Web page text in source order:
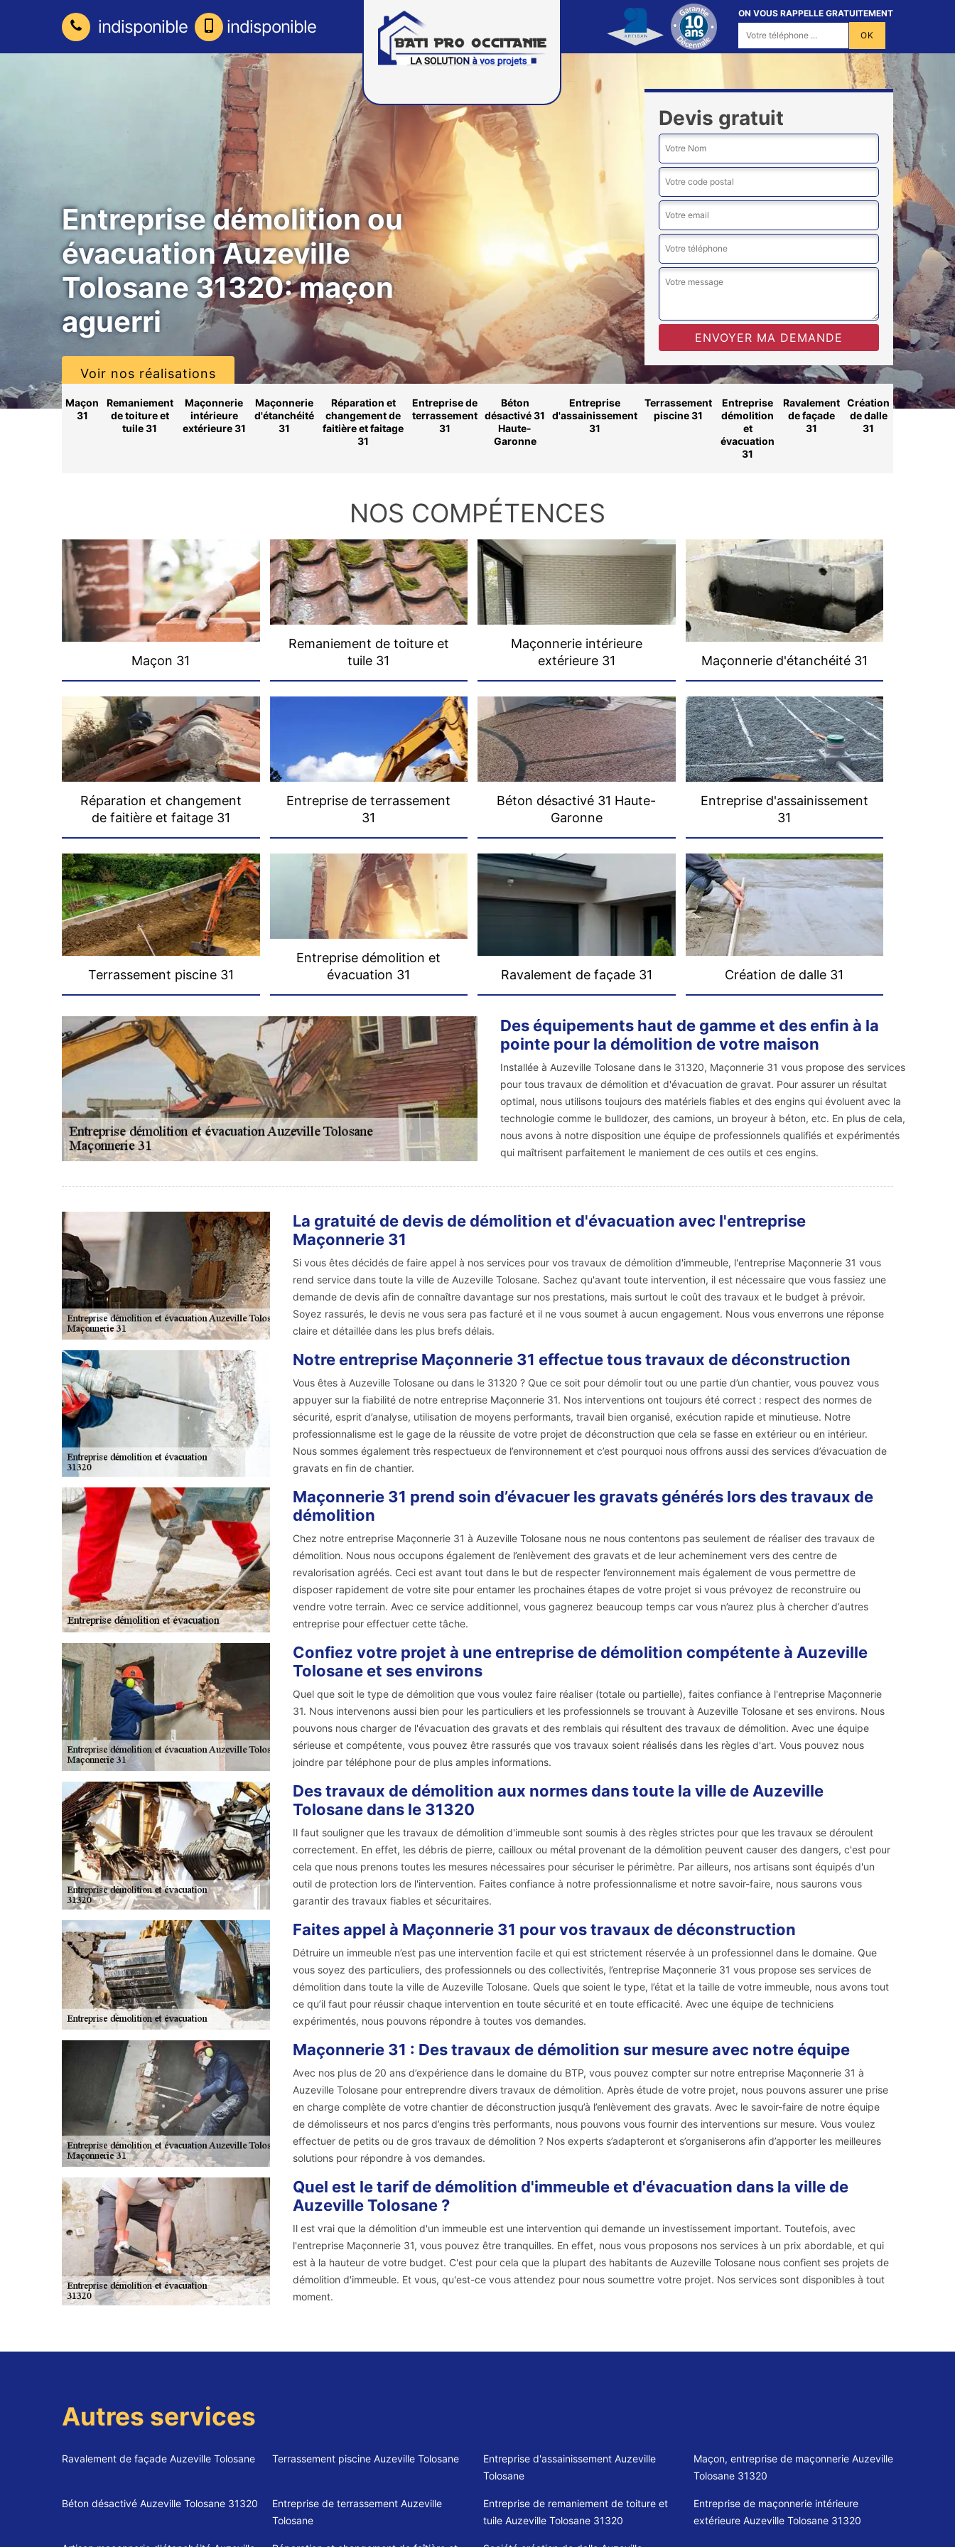
indisponible indisponible
ON VOUS RAPPELLE GRATUITEMENT
Entreprise démolition ou
évacuation Auzeville
Tolosane 31320: maçon
aguerri
Voir nos réalisations
Devis gratuit
Maçon
31
Remaniement
de toiture et
tuile 31
Maçonnerie
intérieure
extérieure 31
Maçonnerie
d'étanchéité
31
Réparation et
changement de
faitière et faitage
31
Entreprise de
terrassement
31
Béton
désactivé 31
Haute-
Garonne
Entreprise
d'assainissement
31
Terrassement
piscine 31
Entreprise
démolition
et
évacuation
31
Ravalement
de façade
31
Création
de dalle
31
NOS COMPÉTENCES
Maçon 31
Remaniement de toiture et
tuile 31
Maçonnerie intérieure
extérieure 31
Maçonnerie d'étanchéité 31
Réparation et changement
de faitière et faitage 31
Entreprise de terrassement
31
Béton désactivé 31 Haute-
Garonne
Entreprise d'assainissement
31
Terrassement piscine 31
Entreprise démolition et
évacuation 31
Ravalement de façade 31 Création de dalle 31
Des équipements haut de gamme et des enfin à la
pointe pour la démolition de votre maison
Installée à Auzeville Tolosane dans le 31320, Maçonnerie 31 vous propose des services
pour tous travaux de démolition et d'évacuation de gravat. Pour assurer un résultat
optimal, nous utilisons toujours des matériels fiables et des engins qui évoluent avec la
technologie comme le bulldozer, des camions, un broyeur à béton, etc. En plus de cela,
nous avons à notre disposition une équipe de professionnels qualifiés et expérimentés
qui maîtrisent parfaitement le maniement de ces outils et ces engins.
La gratuité de devis de démolition et d'évacuation avec l'entreprise
Maçonnerie 31
Si vous êtes décidés de faire appel à nos services pour vos travaux de démolition d'immeuble, l'entreprise Maçonnerie 31 vous
rend service dans toute la ville de Auzeville Tolosane. Sachez qu'avant toute intervention, il est nécessaire que vous fassiez une
demande de devis afin de connaître davantage sur nos prestations, mais surtout le coût des travaux et le budget à prévoir.
Soyez rassurés, le devis ne vous sera pas facturé et il ne vous soumet à aucun engagement. Nous vous enverrons une réponse
claire et détaillée dans les plus brefs délais.
Notre entreprise Maçonnerie 31 effectue tous travaux de déconstruction
Vous êtes à Auzeville Tolosane ou dans le 31320 ? Que ce soit pour démolir tout ou une partie d’un chantier, vous pouvez vous
appuyer sur la fiabilité de notre entreprise Maçonnerie 31. Nos interventions ont toujours été correct : respect des normes de
sécurité, esprit d’analyse, utilisation de moyens performants, travail bien organisé, exécution rapide et minutieuse. Notre
professionnalisme est le gage de la réussite de votre projet de déconstruction que cela se fasse en extérieur ou en intérieur.
Nous sommes également très respectueux de l’environnement et c’est pourquoi nous offrons aussi des services d’évacuation de
gravats en fin de chantier.
Maçonnerie 31 prend soin d’évacuer les gravats générés lors des travaux de
démolition
Chez notre entreprise Maçonnerie 31 à Auzeville Tolosane nous ne nous contentons pas seulement de réaliser des travaux de
démolition. Nous nous occupons également de l’enlèvement des gravats et de leur acheminement vers des centre de
revalorisation agréés. Ceci est avant tout dans le but de respecter l’environnement mais également de vous permettre de
disposer rapidement de votre site pour entamer les prochaines étapes de votre projet si vous prévoyez de reconstruire ou
vendre votre terrain. Avec ce service additionnel, vous gagnerez beaucoup temps car vous n’aurez plus à chercher d’autres
entreprise pour effectuer cette tâche.
Confiez votre projet à une entreprise de démolition compétente à Auzeville
Tolosane et ses environs
Quel que soit le type de démolition que vous voulez faire réaliser (totale ou partielle), faites confiance à l'entreprise Maçonnerie
31. Nous intervenons aussi bien pour les particuliers et les professionnels se trouvant à Auzeville Tolosane et ses environs. Nous
pouvons nous charger de l'évacuation des gravats et des remblais qui résultent des travaux de démolition. Avec une équipe
sérieuse et compétente, vous pouvez être rassurés que vos travaux soient réalisés dans les règles d'art. Vous pouvez nous
joindre par téléphone pour de plus amples informations.
Des travaux de démolition aux normes dans toute la ville de Auzeville
Tolosane dans le 31320
Il faut souligner que les travaux de démolition d'immeuble sont soumis à des règles strictes pour que les travaux se déroulent
correctement. En effet, les débris de pierre, cailloux ou métal provenant de la démolition peuvent causer des dangers, c'est pour
cela que nous prenons toutes les mesures nécessaires pour sécuriser le périmètre. Par ailleurs, nos artisans sont équipés d'un
outil de protection lors de l'intervention. Faites confiance à notre professionnalisme et notre savoir-faire, nous saurons vous
garantir des travaux fiables et sécuritaires.
Faites appel à Maçonnerie 31 pour vos travaux de déconstruction
Détruire un immeuble n’est pas une intervention facile et qui est strictement réservée à un professionnel dans le domaine. Que
vous soyez des particuliers, des professionnels ou des collectivités, l’entreprise Maçonnerie 31 vous propose ses services de
démolition dans toute la ville de Auzeville Tolosane. Quels que soient le type, l’état et la taille de votre immeuble, nous avons tout
ce qu’il faut pour réussir chaque intervention en toute sécurité et en toute efficacité. Avec une équipe de techniciens
expérimentés, nous pouvons répondre à toutes vos demandes.
Maçonnerie 31 : Des travaux de démolition sur mesure avec notre équipe
Avec nos plus de 20 ans d’expérience dans le domaine du BTP, vous pouvez compter sur notre entreprise Maçonnerie 31 à
Auzeville Tolosane pour entreprendre divers travaux de démolition. Après étude de votre projet, nous pouvons assurer une prise
en charge complète de votre chantier de déconstruction jusqu’à l’enlèvement des gravats. Avec le savoir-faire de notre équipe
de démolisseurs et nos parcs d’engins très performants, nous pouvons vous fournir des interventions sur mesure. Vous voulez
effectuer de petits ou de gros travaux de démolition ? Nos experts s’adapteront et s’organiserons afin d’apporter les meilleures
solutions pour répondre à vos demandes.
Quel est le tarif de démolition d'immeuble et d'évacuation dans la ville de
Auzeville Tolosane ?
Il est vrai que la démolition d'un immeuble est une intervention qui demande un investissement important. Toutefois, avec
l'entreprise Maçonnerie 31, vous pouvez être tranquilles. En effet, nous vous proposons nos services à un prix abordable, et qui
est à la hauteur de votre budget. C'est pour cela que la plupart des habitants de Auzeville Tolosane nous confient ses projets de
démolition d'immeuble. Et vous, qu'est-ce vous attendez pour nous soumettre votre projet. Nos services sont disponibles à tout
moment.
Autres services
Ravalement de façade Auzeville Tolosane Terrassement piscine Auzeville Tolosane
Entreprise d'assainissement Auzeville
Tolosane
Maçon, entreprise de maçonnerie Auzeville
Tolosane 31320
Béton désactivé Auzeville Tolosane 31320
Entreprise de terrassement Auzeville
Tolosane
Entreprise de remaniement de toiture et
tuile Auzeville Tolosane 31320
Entreprise de maçonnerie intérieure
extérieure Auzeville Tolosane 31320